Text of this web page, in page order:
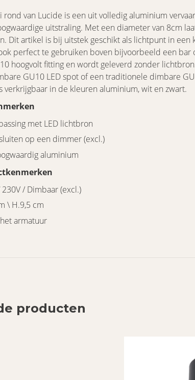
van Lucide is een uit volledig aluminium
uitstraling. Met een diameter van 8cm
Dit artikel is bij uitstek geschikt als lichtpunt in een
perfect te gebruiken boven bijvoorbeeld een bar
hoogvolt fitting en wordt geleverd zonder
GU10 LED spot of een traditionele dimbare
verkrijgbaar in de kleuren aluminium, wit en zwart.
met LED lichtbron
op een dimmer (excl.)
aluminium
/ Dimbaar (excl.)
\ H.9,5 cm
armatuur
producten